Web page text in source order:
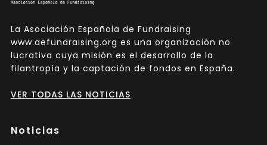
La Asociación Española de Fundraising
www.aefundraising.org es una organización no
lucrativa cuya misión es el desarrollo de la
filantropía y la captación de fondos en España.
VER TODAS LAS NOTICIAS
Noticias